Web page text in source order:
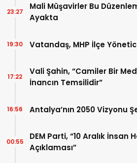
Mali Müşavirler Bu
Ayakta
23:27
Vatandaş, MHP İlçe
19:30
Vali Şahin, “Camiler Bir
İnancın Temsilidir”
17:22
Antalya’nın 2050 Vizyonu
16:56
DEM Parti, “10 Aralık İnsan
Açıklaması”
00:55